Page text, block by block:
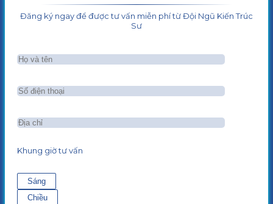
Đăng ký ngay để được tư vấn miễn phí từ Đội Ngũ Kiến Trúc
Sư
Khung giờ tư vấn
Sáng
Chiều